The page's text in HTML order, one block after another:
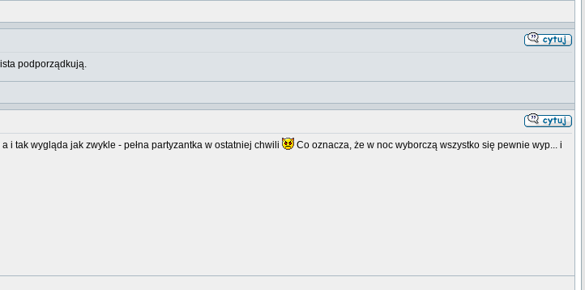
podporządkują.
i tak wygląda jak zwykle - pełna partyzantka w ostatniej chwili
Co oznacza, że w noc wyborczą wszystko się pewnie wyp... i